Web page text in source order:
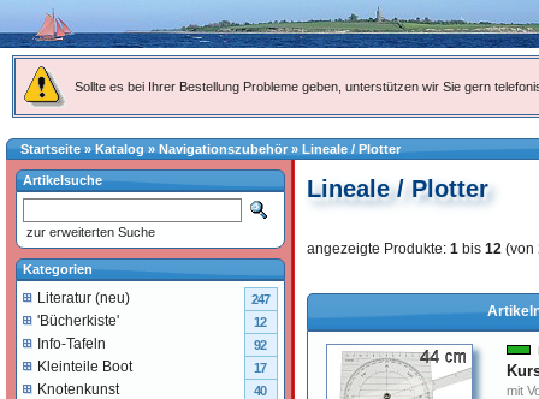
Sollte es bei Ihrer Bestellung Probleme geben, unterstützen wir Sie gern
Startseite»Katalog » Navigationszubehör » Lineale / Plotter
Lineale / Plotter
angezeigte Produkte: 1 bis 12 (von
mit
Artikelsuche
zur erweiterten Suche
Kategorien
Literatur (neu) 247
'Bücherkiste' 12
Info-Tafeln 92
Kleinteile Boot 17
Knotenkunst 40